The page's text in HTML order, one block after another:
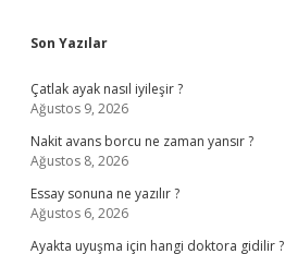
Sidebar
Son Yazılar
Çatlak ayak nasıl iyileşir ?
Ağustos 9, 2026
Nakit avans borcu ne zaman yansır ?
Ağustos 8, 2026
Essay sonuna ne yazılır ?
Ağustos 6, 2026
Ayakta uyuşma için hangi doktora gidilir ?